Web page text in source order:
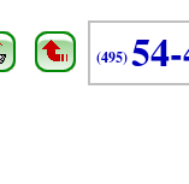
(495)